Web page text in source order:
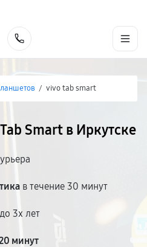
/ vivo tab smart
Smart в Иркутске
в течение 30 минут
3х лет
минут